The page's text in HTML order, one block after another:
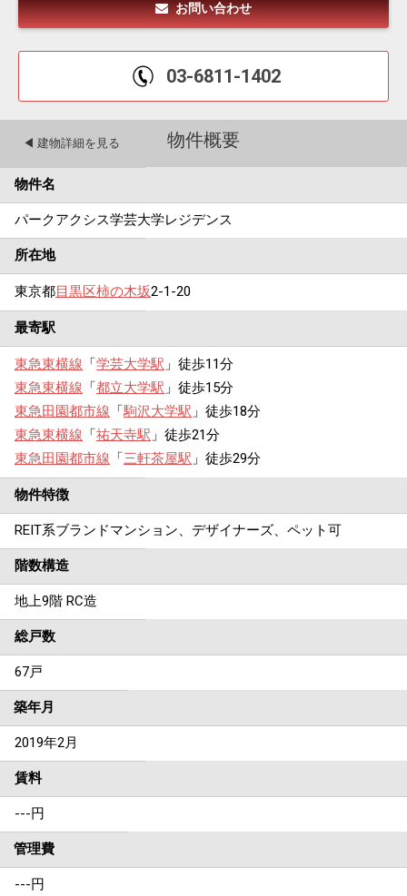
お問い合わせ
03-6811-1402
物件概要
◀︎ 建物詳細を見る
物件名
パークアクシス学芸大学レジデンス
所在地
東京都目黒区柿の木坂2-1-20
最寄駅
東急東横線 「学芸大学駅 」徒歩11分
東急東横線 「都立大学駅 」徒歩15分
東急田園都市線 「駒沢大学駅 」徒歩18分
東急東横線 「祐天寺駅 」徒歩21分
東急田園都市線 「三軒茶屋駅 」徒歩29分
物件特徴
REIT系ブランドマンション、デザイナーズ、ペット可
階数構造
地上9階 RC造
総戸数
67戸
築年月
2019年2月
賃料
---円
管理費
---円